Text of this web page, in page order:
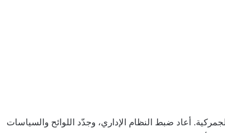
أعاد ضبط النظام الإداري، وجدّد اللوائح والسياسات